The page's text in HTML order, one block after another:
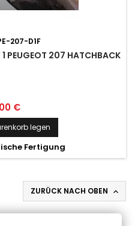
207-D1F
PEUGEOT 207 HATCHBACK
€
legen
Fertigung
ZURÜCK NACH OBEN 